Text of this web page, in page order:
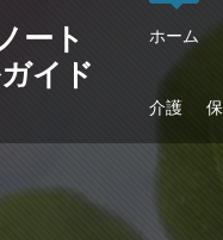
ート
イド
ホーム
介護